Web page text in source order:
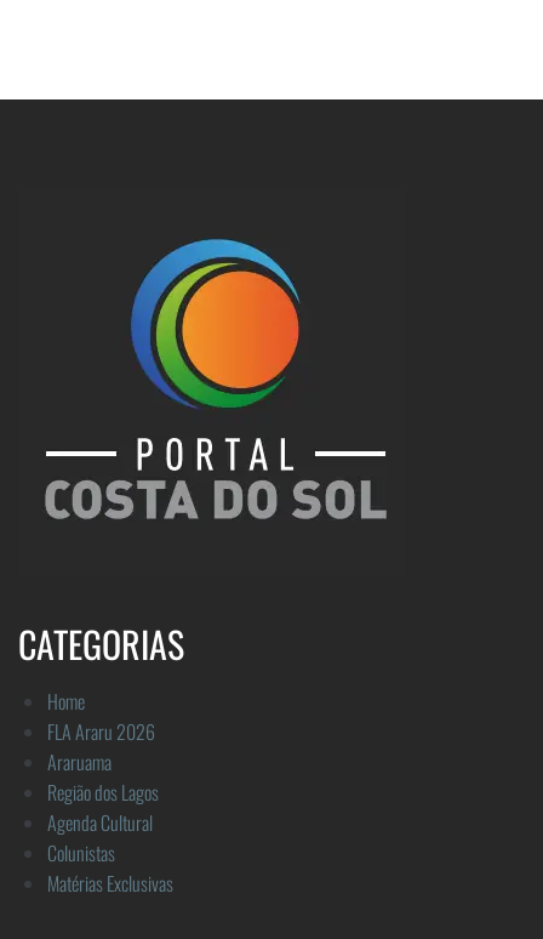
CATEGORIAS
Home
FLA Araru 2026
Araruama
Região dos Lagos
Agenda Cultural
Colunistas
Matérias Exclusivas